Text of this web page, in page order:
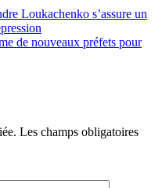
Loukachenko s’assure un
de nouveaux préfets pour
Les champs obligatoires